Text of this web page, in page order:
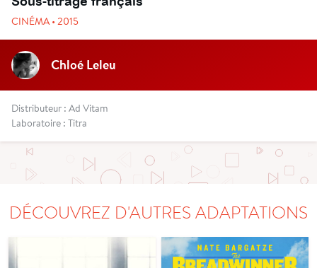
CINÉMA • 2015
Chloé Leleu
Distributeur : Ad Vitam
Laboratoire : Titra
DÉCOUVREZ D'AUTRES ADAPTATIONS